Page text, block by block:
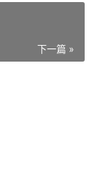
下一篇 »